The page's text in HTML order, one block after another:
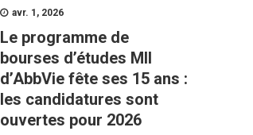
avr. 1, 2026
Le programme de
bourses d’études MII
d’AbbVie fête ses 15 ans :
les candidatures sont
ouvertes pour 2026